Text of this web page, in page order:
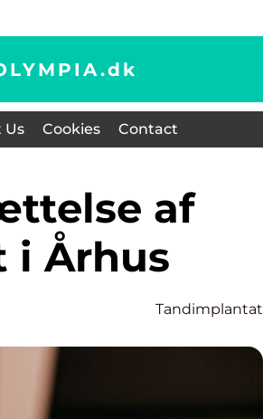
dk
Us Cookies Contact
i Århus
Tandimplantat